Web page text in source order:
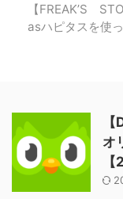
本など何を買ってもダ
類の人が、少しだけ片
【FREAK’S
asハピタスを使
オ